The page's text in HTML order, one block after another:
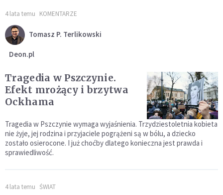
4 lata temu KOMENTARZE
Tomasz P. Terlikowski
Deon.pl
Tragedia w Pszczynie.
Efekt mrożący i brzytwa
Ockhama
Tragedia w Pszczynie wymaga wyjaśnienia. Trzydziestoletnia kobieta
nie żyje, jej rodzina i przyjaciele pogrążeni są w bólu, a dziecko
zostało osierocone. I już choćby dlatego konieczna jest prawda i
sprawiedliwość.
4 lata temu ŚWIAT